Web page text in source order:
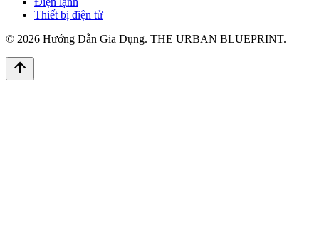
Thiết bị điện tử
© 2026 Hướng Dẫn Gia Dụng. THE URBAN BLUEPRINT.
arrow_upward